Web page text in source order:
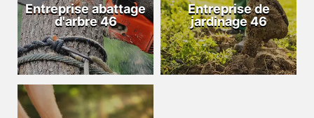
Entreprise abattage
d'arbre 46
Entreprise de
jardinage 46